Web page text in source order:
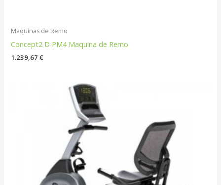
Maquinas de Remo
Concept2 D PM4 Maquina de Remo
1.239,67€